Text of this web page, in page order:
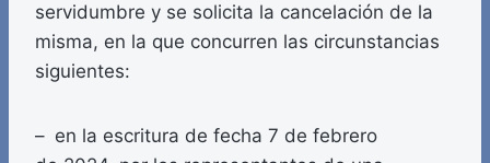
servidumbre y se solicita la cancelación de la
misma, en la que concurren las circunstancias
siguientes:
– en la escritura de fecha 7 de febrero